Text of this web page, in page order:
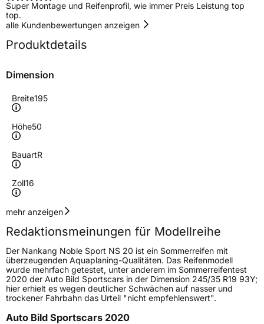
Super Montage und Reifenprofil, wie immer Preis Leistung top
top.
alle Kundenbewertungen anzeigen
Produktdetails
Dimension
Breite195
Höhe50
BauartR
Zoll16
Geschwindigkeitsindex
Höchstgeschwindigkeit
240 km/h
Lastindex88
Höchstlast560 kg
Gewicht (in kg)8,46 kg
mehr anzeigen
Redaktionsmeinungen für Modellreihe
Der Nankang Noble Sport NS 20 ist ein Sommerreifen mit
überzeugenden Aquaplaning-Qualitäten. Das Reifenmodell
wurde mehrfach getestet, unter anderem im Sommerreifentest
2020 der Auto Bild Sportscars in der Dimension 245/35 R19 93Y;
hier erhielt es wegen deutlicher Schwächen auf nasser und
trockener Fahrbahn das Urteil "nicht empfehlenswert".
Auto Bild Sportscars 2020